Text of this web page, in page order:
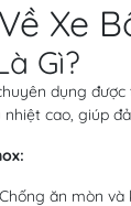
Xe
Gì?
dụng
cao, giúp
Chống ăn mòn và